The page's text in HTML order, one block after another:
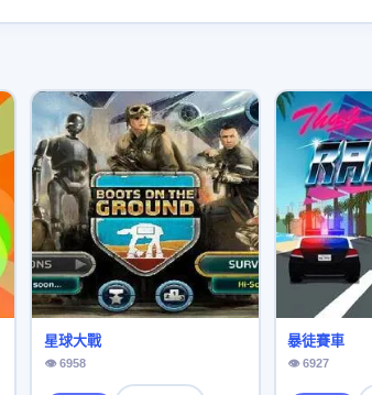
星球大戰
👁 6958
暴徒賽車
👁 6927